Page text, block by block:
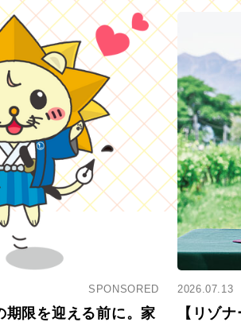
SPONSORED
期限を迎える前に。家
2026.07.13
【リゾ